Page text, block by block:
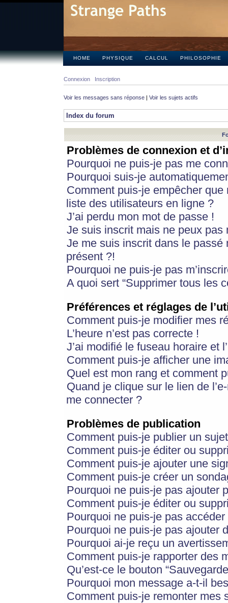
HOME PHYSIQUE CALCUL PHILOSOPHIE
Connexion Inscription
Voir les messages sans réponse | Voir les sujets actifs
Index du forum
Problèmes de connexion et
Pourquoi ne puis-je pas me
Pourquoi suis-je
Comment puis-je empêcher
liste des utilisateurs en ligne ?
J’ai perdu mon mot de passe !
Je suis inscrit mais ne peux pas
Je me suis inscrit dans le
présent ?!
Pourquoi ne puis-je pas
A quoi sert “Supprimer tous les
Préférences et réglages de
Comment puis-je modifier mes
L’heure n’est pas correcte !
J’ai modifié le fuseau horaire et
Comment puis-je afficher une
Quel est mon rang et comment
Quand je clique sur le lien de
me connecter ?
Problèmes de publication
Comment puis-je publier un
Comment puis-je éditer ou
Comment puis-je ajouter une
Comment puis-je créer un
Pourquoi ne puis-je pas ajouter
Comment puis-je éditer ou
Pourquoi ne puis-je pas
Pourquoi ne puis-je pas ajouter
Pourquoi ai-je reçu un
Comment puis-je rapporter des
Qu’est-ce le bouton
Pourquoi mon message a-t-il
Comment puis-je remonter mes